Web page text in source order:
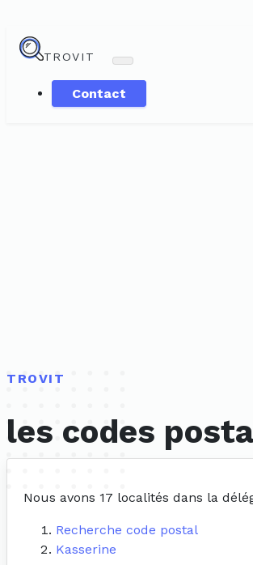
TROVIT
Contact
TROVIT
les codes
Nous avons 17 localités dans la
Recherche code postal
Kasserine